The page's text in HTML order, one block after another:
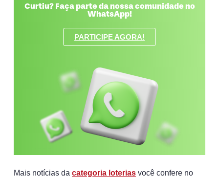
Curtiu? Faça parte da nossa comunidade no
WhatsApp!
PARTICIPE AGORA!
Mais notícias da categoria loterias você confere no